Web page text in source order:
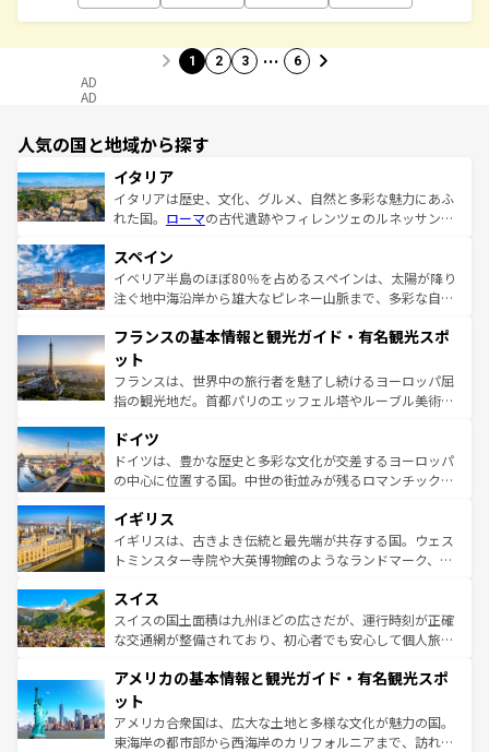
1 2 3 … 6
AD
AD
人気の国と地域から探す
イタリア
イタリアは歴史、文化、グルメ、自然と多彩な魅力にあふ
れた国。 ローマの古代遺跡やフィレンツェのルネッサンス
ろん、トスカーナの美しい田園風景やアマルフィ海岸の絶
景など、自然景観も見逃せない。観光の合間には、本場の
ピザやパスタなど、絶品のイタリア料理を堪能することも
ませてくれるイタリアで、忘れられない旅をしてみよう！
なお、新着のイタリア情報は
しい。
スペイン
イベリア半島のほぼ80％を占めるスペインは、太陽が降り
注ぐ地中海沿岸から雄大なピレネー山脈まで、多彩な自然
文化が根付くこの国では、情熱的なフラメンコ、熱気あふ
れる闘牛、そして美味しいタパスが生活の一部となってい
る。首都マドリードの洗練された雰囲気や、バルセロナの
アートに溢れた街角から、地方では古代ローマ遺跡や中世
せる。地方によって風土や気候が異なるスペインはその個
性で訪れる人を魅了する。 なお、新着のスペイン情報は コ
ンテンツ一覧を参照してほしい。
フランスの基本情報と観光ガイド・有名観光スポ
ット
フランスは、世界中の旅行者を魅了し続けるヨーロッパ屈
指の観光地だ。首都パリのエッフェル塔やルーブル美術館
で、幅広い魅力が詰まっている。華麗な宮殿、歴史的な大
聖堂、美しいビーチ、そして豊かな自然が、訪れる者を心
から魅了する。また、フランスは美食の国としても知ら
いる。シャンパンの発祥地であるランス、プロヴァンスの
香り高いラベンダー畑など、多彩な楽しみ方が可能だ。さ
らに、パリ以外の地域にも魅力が溢れており、どの街角に
れる地方に足を運ぶとそれぞれで全く異なる文化を体験で
きるだろう。 なお、新着のフランス情報はコンテンツ一覧
を参照してほしい。
ドイツ
ドイツは、豊かな歴史と多彩な文化が交差するヨーロッパ
の中心に位置する国。中世の街並みが残るロマンチック街
顔を持つこの国は、どこを歩いても飽きることがない。ベ
ルリンの文化的活気、バイエルン州のアルプスの絶景、そ
してライン川沿いのワイン畑といった風景は必見。ビール
は、お酒好きな人にはぜひ体験してほしい。 なお、新着の
ドイツ情報はコンテンツ一覧を参照してほしい。
イギリス
イギリスは、古きよき伝統と最先端が共存する国。ウェス
トミンスター寺院や大英博物館のようなランドマーク、歴
リアごとに異なる魅力がある。また、優雅なアフタヌーン
ティー、ビール好きにはたまらない英国パブ、サッカー観
戦など、本場だからこそできる体験も豊富。イギリスを旅
ンツ一覧を参照してほしい。
スイス
スイスの国土面積は九州ほどの広さだが、運行時刻が正確
な交通網が整備されており、初心者でも安心して個人旅行
の建物がそのまま残る町や、スイスならではのユニークな
博物館もあり、アルプス観光だけでなく町歩きも満喫する
ことができる。国民の所得が高いため物価も高いが、旅行
者向けの交通パス提供のサービスもあり、うまく活用すれ
アメリカの基本情報と観光ガイド・有名観光スポ
ット
アメリカ合衆国は、広大な土地と多様な文化が魅力の国。
東海岸の都市部から西海岸のカリフォルニアまで、訪れる